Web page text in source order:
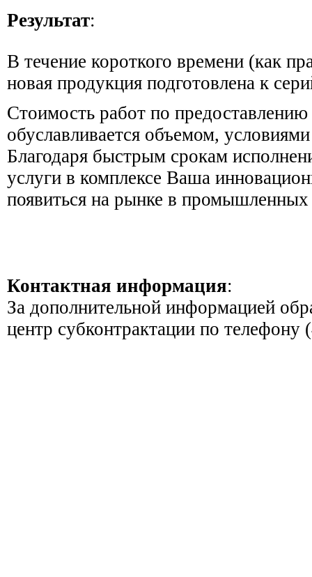
Результат:
В течение короткого времени (как
новая продукция подготовлена к
Стоимость работ по
обуславливается объемом,
Благодаря быстрым срокам
услуги в комплексе Ваша
появиться на рынке в
Контактная информaция:
За дополнительной информацией
центр субконтрактации по